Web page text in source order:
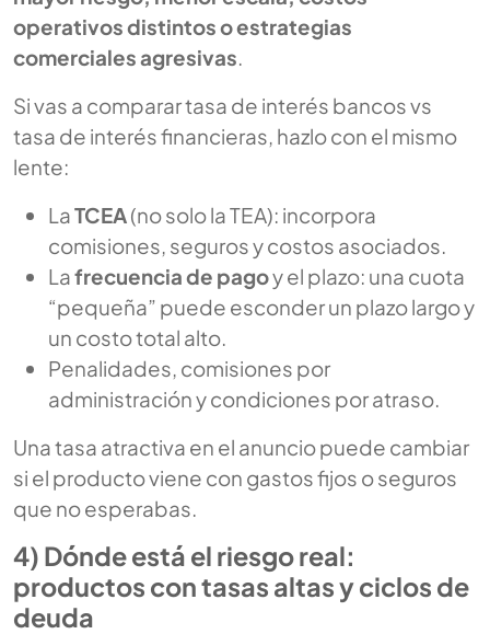
operativos distintos o estrategias
comerciales agresivas
Si vas a comparartasa de interés bancosvs
tasa de interés financieras , hazlo con el mismo
lente:
LaTCEA(no solo la TEA): incorpora
comisiones, seguros y costos asociados.
Lafrecuencia de pagoy el plazo: una cuota
“pequeña” puede esconder un plazo largo y
un costo total alto.
Penalidades, comisiones por
administración y condiciones por atraso.
Una tasa atractiva en el anuncio puede cambiar
si el producto viene con gastos fijos o seguros
que no esperabas.
4) Dónde está el riesgo real:
productos con tasas altas y ciclos de
deuda